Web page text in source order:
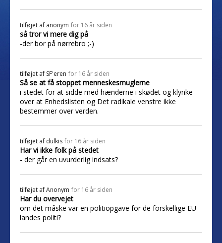
tilføjet af anonym for 16 år siden
så tror vi mere dig på
-der bor på nørrebro ;-)
tilføjet af SF'eren for 16 år siden
Så se at få stoppet menneskesmuglerne
i stedet for at sidde med hænderne i skødet og klynke
over at Enhedslisten og Det radikale venstre ikke
bestemmer over verden.
tilføjet af dulkis for 16 år siden
Har vi ikke folk på stedet
- der går en uvurderlig indsats?
tilføjet afAnonym for 16 år siden
Har du overvejet
om det måske var en politiopgave for de forskellige EU
landes politi?